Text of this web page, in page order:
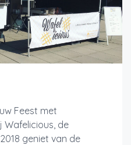
Feest met
Wafelicious, de
geniet van de